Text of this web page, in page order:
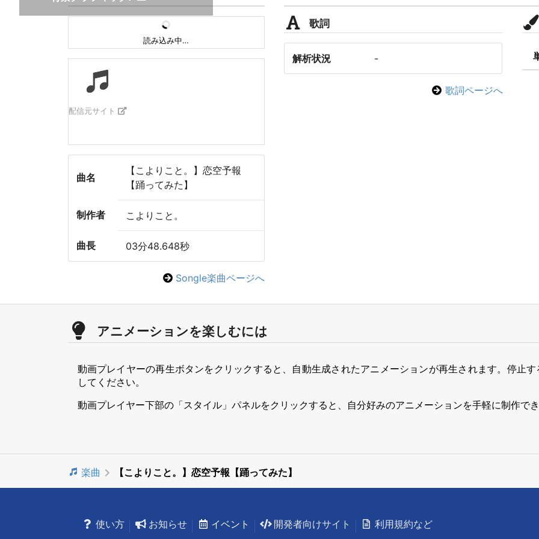
読み込み中…
配信元サイト
曲名
【こよりこと。】恋空予報
【踊ってみた】
制作者 こよりこと。
曲長 03分48.648秒
Songle楽曲ページへ
歌詞
解析状況 -
歌詞ページへ
アニメーションを楽しむには
動画プレイヤーの再生ボタンをクリックすると、自動生成されたアニメーションが再生されます。停止
してください。
動画プレイヤー下部の「スタイル」パネルをクリックすると、自分好みのアニメーションを手軽に制作でき
楽曲 【こよりこと。】恋空予報【踊ってみた】
使い方 お知らせ イベント 開発者向けサイト 利用規約など